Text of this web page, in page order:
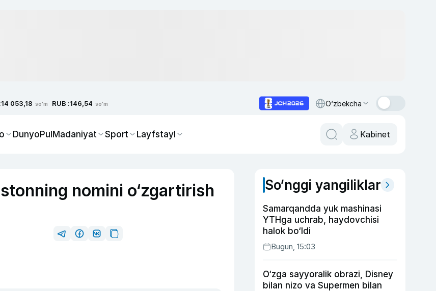
14 053,18 so'm RUB :146,54 so'm O‘zbekcha
DunyoPulMadaniyat Sport Layfstayl Kabinet
nomini o‘zgartirish
So‘nggi yangiliklar
Samarqandda yuk mashinasi
YTHga uchrab, haydovchisi
halok bo‘ldi
Bugun, 15:03
O‘zga sayyoralik obrazi, Disney
bilan nizo va Supermen bilan